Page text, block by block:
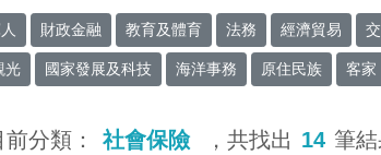
財政金融 教育及體育 法務 經濟貿易
光 國家發展及科技 海洋事務 原住民族 客家
前分類： 社會保險 ，共找出 14 筆結